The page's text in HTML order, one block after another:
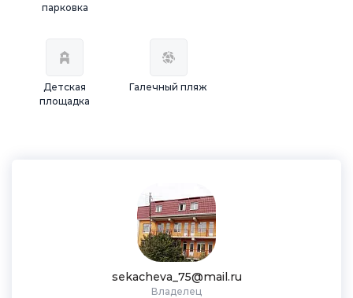
парковка
Детская
площадка
Галечный пляж
sekacheva_75@mail.ru
Владелец